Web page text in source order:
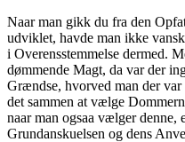
Naar man gikk du fra den
udviklet, havde man ikke
i Overensstemmelse dermed.
dømmende Magt, da var der
Grændse, hvorved man der
det sammen at vælge
naar man ogsaa vælger denne,
Grundanskuelsen og dens